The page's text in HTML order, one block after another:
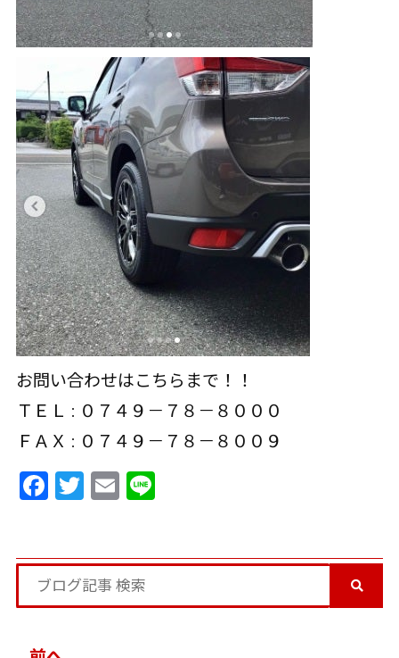
お問い合わせはこちらまで！！
ＴＥＬ : ０７４９－７８－８０００
ＦＡＸ : ０７４９－７８－８００９
Facebook
Twitter
Email
Line